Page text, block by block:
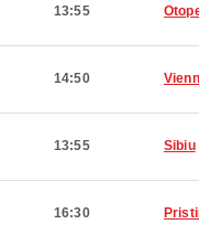
13:55
14:50
13:55 Sibiu
16:30